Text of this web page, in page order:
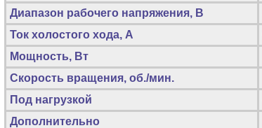
Диапазон рабочего напряжения, В
Ток холостого хода, А
Мощность, Вт
Скорость вращения, об./мин.
Под нагрузкой
Дополнительно